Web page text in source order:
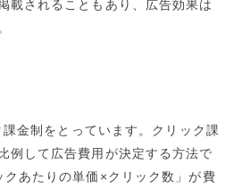
載されることもあり、広告効果は
金制をとっています。クリック課
例して広告費用が決定する方法で
あたりの単価×クリック数」が費